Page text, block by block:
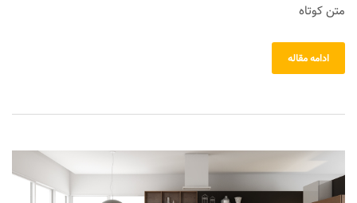
متن کوتاه
ادامه مقاله